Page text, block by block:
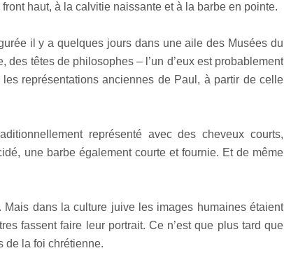
haut, à la calvitie naissante et à la barbe en pointe.
il y a quelques jours dans une aile des Musées du
têtes de philosophes – l’un d’eux est probablement
représentations anciennes de Paul, à partir de celle
représenté avec des cheveux courts,
une barbe également courte et fournie. Et de même
dans la culture juive les images humaines étaient
fassent faire leur portrait. Ce n’est que plus tard que
de la foi chrétienne.